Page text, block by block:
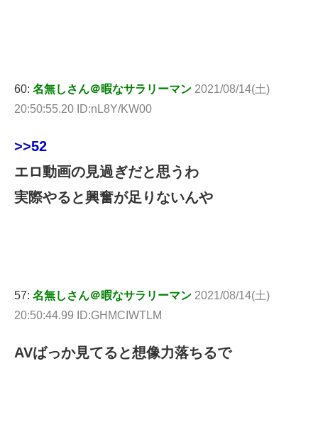
60: 名無しさん＠暇なサラリーマン 2021/08/14(土)
20:50:55.20 ID:nL8Y/KW00
>>52
エロ動画の見過ぎだと思うわ
実際やると興奮が足りないんや
57: 名無しさん＠暇なサラリーマン 2021/08/14(土)
20:50:44.99 ID:GHMCIWTLM
AVばっか見てると想像力落ちるで